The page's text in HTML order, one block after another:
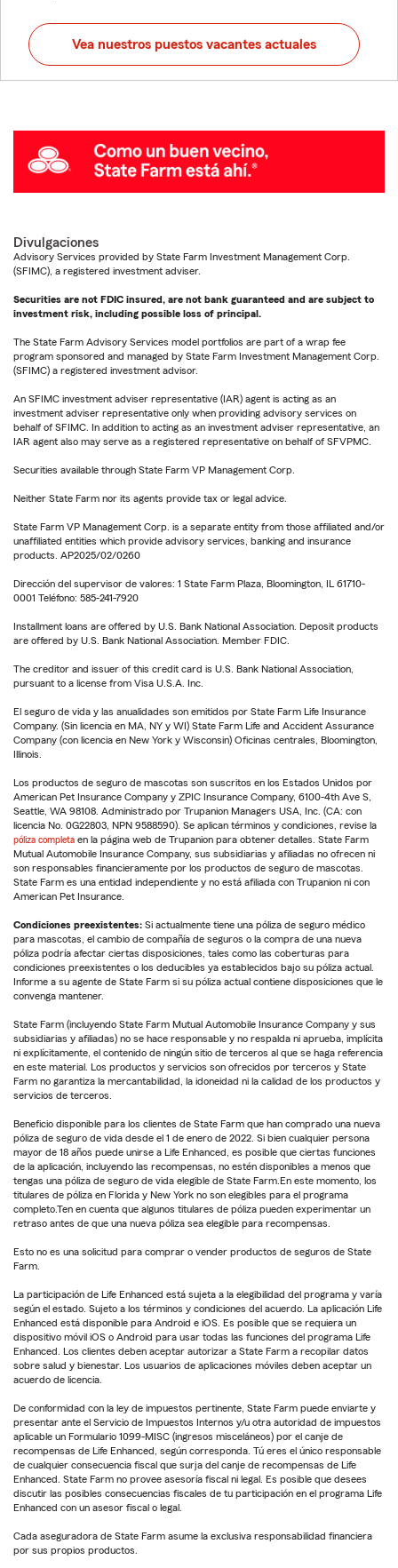
Vea nuestros puestos vacantes actuales
Divulgaciones
Advisory Services provided by State Farm Investment Management Corp.
(SFIMC), a registered investment adviser.
Securities are not FDIC insured, are not bank guaranteed and are subject to
investment risk, including possible loss of principal.
The State Farm Advisory Services model portfolios are part of a wrap fee
program sponsored and managed by State Farm Investment Management Corp.
(SFIMC) a registered investment advisor.
An SFIMC investment adviser representative (IAR) agent is acting as an
investment adviser representative only when providing advisory services on
behalf of SFIMC. In addition to acting as an investment adviser representative, an
IAR agent also may serve as a registered representative on behalf of SFVPMC.
Securities available through State Farm VP Management Corp.
Neither State Farm nor its agents provide tax or legal advice.
State Farm VP Management Corp. is a separate entity from those affiliated and/or
unaffiliated entities which provide advisory services, banking and insurance
products. AP2025/02/0260
Dirección del supervisor de valores: 1 State Farm Plaza, Bloomington, IL 61710-
0001 Teléfono: 585-241-7920
Installment loans are offered by U.S. Bank National Association. Deposit products
are offered by U.S. Bank National Association. Member FDIC.
The creditor and issuer of this credit card is U.S. Bank National Association,
pursuant to a license from Visa U.S.A. Inc.
El seguro de vida y las anualidades son emitidos por State Farm Life Insurance
Company. (Sin licencia en MA, NY y WI) State Farm Life and Accident Assurance
Company (con licencia en New York y Wisconsin) Oficinas centrales, Bloomington,
Illinois.
Los productos de seguro de mascotas son suscritos en los Estados Unidos por
American Pet Insurance Company y ZPIC Insurance Company, 6100-4th Ave S,
Seattle, WA 98108. Administrado por Trupanion Managers USA, Inc. (CA: con
licencia No. 0G22803, NPN 9588590). Se aplican términos y condiciones, revise la
póliza completa en la página web de Trupanion para obtener detalles. State Farm
Mutual Automobile Insurance Company, sus subsidiarias y afiliadas no ofrecen ni
son responsables financieramente por los productos de seguro de mascotas.
State Farm es una entidad independiente y no está afiliada con Trupanion ni con
American Pet Insurance.
Condiciones preexistentes: Si actualmente tiene una póliza de seguro médico
para mascotas, el cambio de compañía de seguros o la compra de una nueva
póliza podría afectar ciertas disposiciones, tales como las coberturas para
condiciones preexistentes o los deducibles ya establecidos bajo su póliza actual.
Informe a su agente de State Farm si su póliza actual contiene disposiciones que le
convenga mantener.
State Farm (incluyendo State Farm Mutual Automobile Insurance Company y sus
subsidiarias y afiliadas) no se hace responsable y no respalda ni aprueba, implícita
ni explícitamente, el contenido de ningún sitio de terceros al que se haga referencia
en este material. Los productos y servicios son ofrecidos por terceros y State
Farm no garantiza la mercantabilidad, la idoneidad ni la calidad de los productos y
servicios de terceros.
Beneficio disponible para los clientes de State Farm que han comprado una nueva
póliza de seguro de vida desde el 1 de enero de 2022. Si bien cualquier persona
mayor de 18 años puede unirse a Life Enhanced, es posible que ciertas funciones
de la aplicación, incluyendo las recompensas, no estén disponibles a menos que
tengas una póliza de seguro de vida elegible de State Farm.En este momento, los
titulares de póliza en Florida y New York no son elegibles para el programa
completo.Ten en cuenta que algunos titulares de póliza pueden experimentar un
retraso antes de que una nueva póliza sea elegible para recompensas.
Esto no es una solicitud para comprar o vender productos de seguros de State
Farm.
La participación de Life Enhanced está sujeta a la elegibilidad del programa y varía
según el estado. Sujeto a los términos y condiciones del acuerdo. La aplicación Life
Enhanced está disponible para Android e iOS. Es posible que se requiera un
dispositivo móvil iOS o Android para usar todas las funciones del programa Life
Enhanced. Los clientes deben aceptar autorizar a State Farm a recopilar datos
sobre salud y bienestar. Los usuarios de aplicaciones móviles deben aceptar un
acuerdo de licencia.
De conformidad con la ley de impuestos pertinente, State Farm puede enviarte y
presentar ante el Servicio de Impuestos Internos y/u otra autoridad de impuestos
aplicable un Formulario 1099-MISC (ingresos misceláneos) por el canje de
recompensas de Life Enhanced, según corresponda. Tú eres el único responsable
de cualquier consecuencia fiscal que surja del canje de recompensas de Life
Enhanced. State Farm no provee asesoría fiscal ni legal. Es posible que desees
discutir las posibles consecuencias fiscales de tu participación en el programa Life
Enhanced con un asesor fiscal o legal.
Cada aseguradora de State Farm asume la exclusiva responsabilidad financiera
por sus propios productos.